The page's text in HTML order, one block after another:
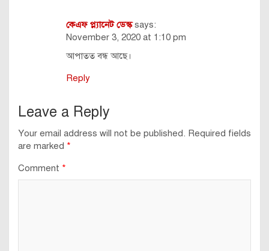
কেএফ প্ল্যানেট ডেস্ক says:
November 3, 2020 at 1:10 pm
আপাতত বন্ধ আছে।
Reply
Leave a Reply
Your email address will not be published. Required fields
are marked *
Comment *